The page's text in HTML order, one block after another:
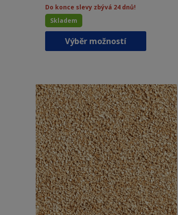
Do konce slevy zbývá 24 dnů!
Skladem
Výběr možností
Tento
variant.
Možnosti
lze
vybrat
na
stránce
produktu